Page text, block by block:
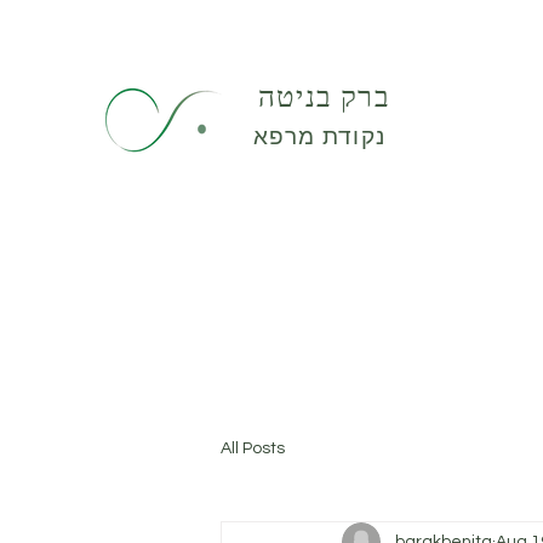
ברק בניטה
נקודת מרפא
All Posts